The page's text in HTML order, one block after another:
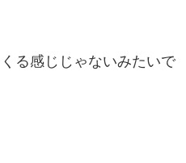
る感じじゃないみたいで